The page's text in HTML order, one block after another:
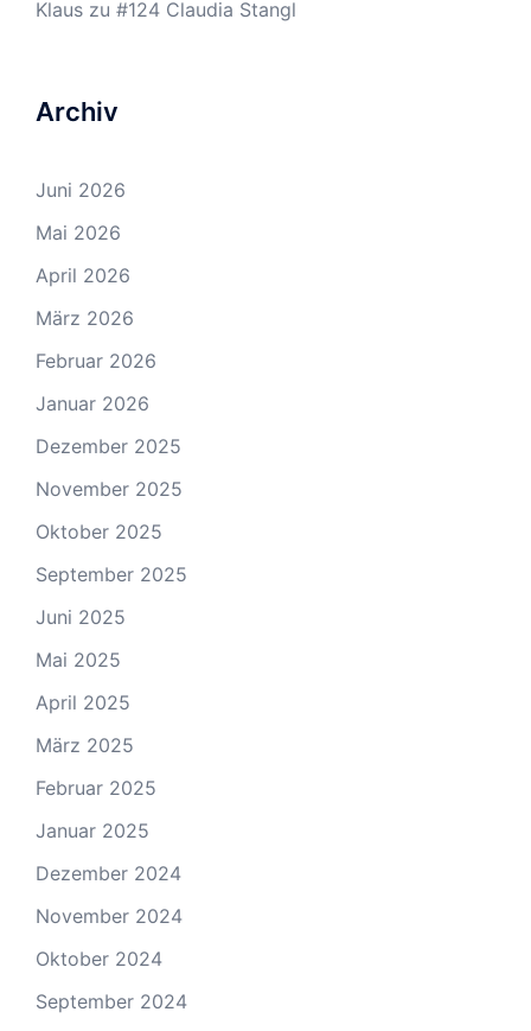
Klaus zu #124 Claudia Stangl
Archiv
Juni 2026
Mai 2026
April 2026
März 2026
Februar 2026
Januar 2026
Dezember 2025
November 2025
Oktober 2025
September 2025
Juni 2025
Mai 2025
April 2025
März 2025
Februar 2025
Januar 2025
Dezember 2024
November 2024
Oktober 2024
September 2024